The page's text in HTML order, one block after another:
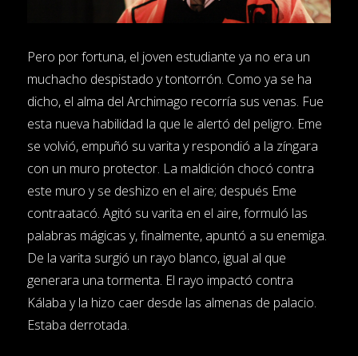
Pero por fortuna, el joven estudiante ya no era un
muchacho despistado y tontorrón. Como ya se ha
dicho, el alma del Archimago recorría sus venas. Fue
esta nueva habilidad la que le alertó del peligro. Eme
se volvió, empuñó su varita y respondió a la zíngara
con un muro protector. La maldición chocó contra
este muro y se deshizo en el aire; después Eme
contraatacó. Agitó su varita en el aire, formuló las
palabras mágicas y, finalmente, apuntó a su enemiga.
De la varita surgió un rayo blanco, igual al que
generara una tormenta. El rayo impactó contra
Kálaba y la hizo caer desde las almenas de palacio.
Estaba derrotada.